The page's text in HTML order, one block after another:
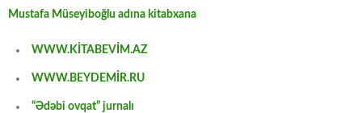
Mustafa Müseyiboğlu adına kitabxana
WWW.KİTABEVİM.AZ
WWW.BEYDEMİR.RU
“Ədəbi ovqat” jurnalı